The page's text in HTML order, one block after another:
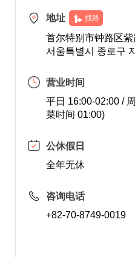
地址 找路
首尔特别市钟路区
서울특별시 종로구
营业时间
平日 16:00-02:00 /
菜时间 01:00)
公休假日
全年无休
咨询电话
+82-70-8749-0019